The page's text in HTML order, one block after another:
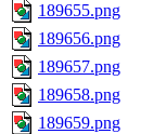
189655.png
189656.png
189657.png
189658.png
189659.png